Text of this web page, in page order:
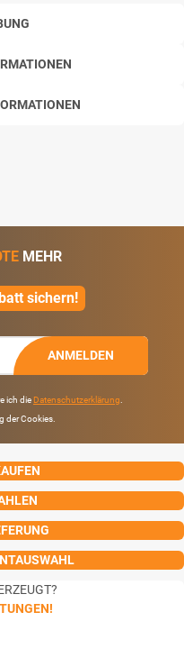
MEHR
sichern!
ANMELDEN
ich die Datenschutzerklärung
der Cookies.